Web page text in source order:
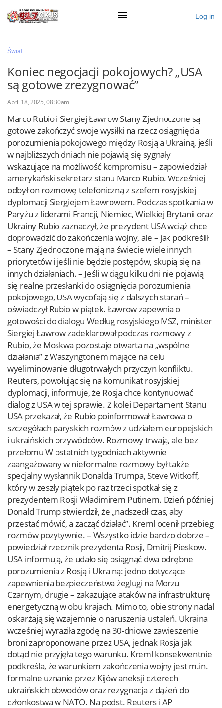
Ogłoś się
Działy
Zaloguj przez Clascal
×
Log in
Świat
Koniec negocjacji pokojowych? „USA
są gotowe zrezygnować”
April 18, 2025, 08:30am
Marco Rubio i Siergiej Ławrow Stany Zjednoczone są
gotowe zakończyć swoje wysiłki na rzecz osiągnięcia
porozumienia pokojowego między Rosją a Ukrainą, jeśli
w najbliższych dniach nie pojawią się sygnały
wskazujące na możliwość kompromisu – zapowiedział
amerykański sekretarz stanu Marco Rubio. Wcześniej
odbył on rozmowę telefoniczną z szefem rosyjskiej
dyplomacji Siergiejem Ławrowem. Podczas spotkania w
Paryżu z liderami Francji, Niemiec, Wielkiej Brytanii oraz
Ukrainy Rubio zaznaczył, że prezydent USA wciąż chce
doprowadzić do zakończenia wojny, ale – jak podkreślił
– Stany Zjednoczone mają na świecie wiele innych
priorytetów i jeśli nie będzie postępów, skupią się na
innych działaniach. – Jeśli w ciągu kilku dni nie pojawią
się realne przesłanki do osiągnięcia porozumienia
pokojowego, USA wycofają się z dalszych starań –
oświadczył Rubio w piątek. Ławrow zapewnia o
gotowości do dialogu Według rosyjskiego MSZ, minister
Siergiej Ławrow zadeklarował podczas rozmowy z
Rubio, że Moskwa pozostaje otwarta na „wspólne
działania” z Waszyngtonem mające na celu
wyeliminowanie długotrwałych przyczyn konfliktu.
Reuters, powołując się na komunikat rosyjskiej
dyplomacji, informuje, że Rosja chce kontynuować
dialog z USA w tej sprawie. Z kolei Departament Stanu
USA przekazał, że Rubio poinformował Ławrowa o
szczegółach paryskich rozmów z udziałem europejskich
i ukraińskich przywódców. Rozmowy trwają, ale bez
przełomu W ostatnich tygodniach aktywnie
zaangażowany w nieformalne rozmowy był także
specjalny wysłannik Donalda Trumpa, Steve Witkoff,
który w zeszły piątek po raz trzeci spotkał się z
prezydentem Rosji Władimirem Putinem. Dzień później
Donald Trump stwierdził, że „nadszedł czas, aby
przestać mówić, a zacząć działać”. Kreml ocenił przebieg
rozmów pozytywnie. – Wszystko idzie bardzo dobrze –
powiedział rzecznik prezydenta Rosji, Dmitrij Pieskow.
USA informują, że udało się osiągnąć dwa odrębne
porozumienia z Rosją i Ukrainą: jedno dotyczące
zapewnienia bezpieczeństwa żeglugi na Morzu
Czarnym, drugie – zakazujące ataków na infrastrukturę
energetyczną w obu krajach. Mimo to, obie strony nadal
oskarżają się wzajemnie o naruszenia ustaleń. Ukraina
wcześniej wyraziła zgodę na 30-dniowe zawieszenie
broni zaproponowane przez USA, jednak Rosja jak
dotąd nie przyjęła tego warunku. Kreml konsekwentnie
podkreśla, że warunkiem zakończenia wojny jest m.in.
formalne uznanie przez Kijów aneksji czterech
ukraińskich obwodów oraz rezygnacja z dążeń do
członkostwa w NATO. Na podst. Reuters i AP